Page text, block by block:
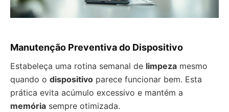
Manutenção Preventiva do Dispositivo
Estabeleça uma rotina semanal de limpeza mesmo
quando o dispositivo parece funcionar bem. Esta
prática evita acúmulo excessivo e mantém a
memória sempre otimizada.